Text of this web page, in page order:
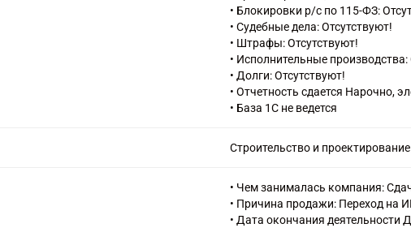
43.3 Работы строительные
43.39 Производство прочих
43.91 Производство кровельных
43.99 Работы строительные
43.99.2 Работы по установке
43.99.4 Работы бетонные и
43.99.5 Работы по монтажу
43.99.9 Работы строительные
• Блокировки р/с по 115-ФЗ:
• Судебные дела: Отсутствуют!
• Штрафы: Отсутствуют!
• Исполнительные производства:
• Долги: Отсутствуют!
• Отчетность сдается Нарочно,
• База 1С не ведется
Строительство и проектирование
• Чем занималась компания:
• Причина продажи: Переход на
• Дата окончания деятельности